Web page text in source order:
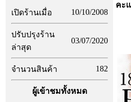
เปิดร้านเมื่อ 10/10/2008
ปรับปรุงร้าน
ล่าสุด
03/07/2020
จำนวนสินค้า 182
ผู้เข้าชมทั้งหมด
คะ